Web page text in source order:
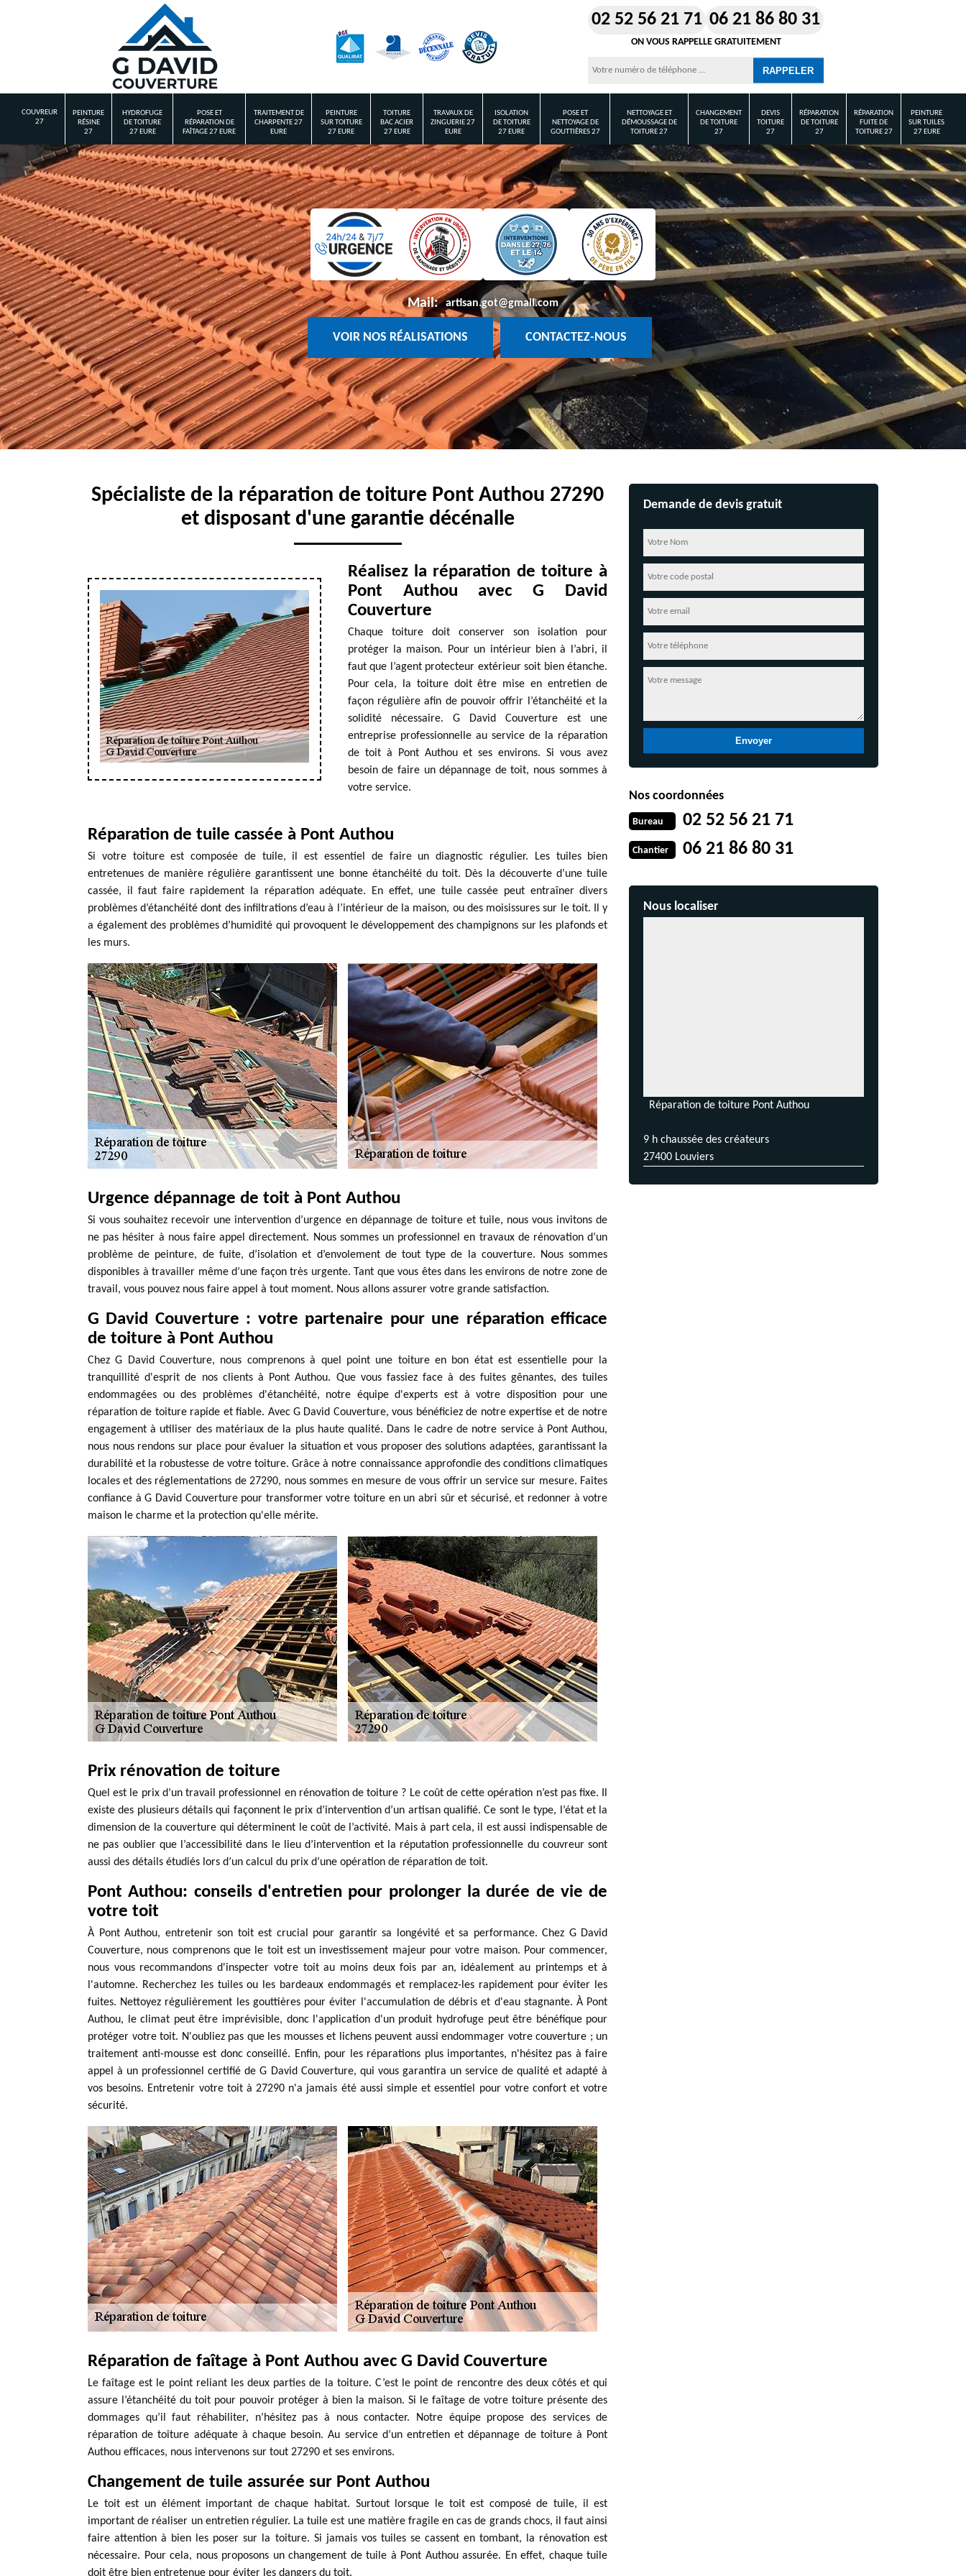
02 52 56 21 71 06 21 86 80 31
ON VOUS RAPPELLE GRATUITEMENT
COUVREUR
27
PEINTURE
RÉSINE
27
HYDROFUGE
DE TOITURE
27 EURE
POSE ET
RÉPARATION DE
FAÎTAGE 27 EURE
TRAITEMENT DE
CHARPENTE 27
EURE
PEINTURE
SUR TOITURE
27 EURE
TOITURE
BAC ACIER
27 EURE
TRAVAUX DE
ZINGUERIE 27
EURE
ISOLATION
DE TOITURE
27 EURE
POSE ET
NETTOYAGE DE
GOUTTIÈRES 27
NETTOYAGE ET
DÉMOUSSAGE DE
TOITURE 27
CHANGEMENT
DE TOITURE
27
DEVIS
TOITURE
27
RÉPARATION
DE TOITURE
27
RÉPARATION
FUITE DE
TOITURE 27
PEINTURE
SUR TUILES
27 EURE
Mail: artisan.got@gmail.com
VOIR NOS RÉALISATIONS CONTACTEZ-NOUS
Spécialiste de la réparation de toiture Pont Authou 27290
et disposant d'une garantie décénalle
Réalisez la réparation de toiture à
Pont Authou avec G David
Couverture
Chaque toiture doit conserver son isolation pour
protéger la maison. Pour un intérieur bien à l’abri, il
faut que l’agent protecteur extérieur soit bien étanche.
Pour cela, la toiture doit être mise en entretien de
façon régulière afin de pouvoir offrir l’étanchéité et la
solidité nécessaire. G David Couverture est une
entreprise professionnelle au service de la réparation
de toit à Pont Authou et ses environs. Si vous avez
besoin de faire un dépannage de toit, nous sommes à
votre service.
Réparation de tuile cassée à Pont Authou
Si votre toiture est composée de tuile, il est essentiel de faire un diagnostic régulier. Les tuiles bien
entretenues de manière régulière garantissent une bonne étanchéité du toit. Dès la découverte d’une tuile
cassée, il faut faire rapidement la réparation adéquate. En effet, une tuile cassée peut entraîner divers
problèmes d’étanchéité dont des infiltrations d’eau à l’intérieur de la maison, ou des moisissures sur le toit. Il y
a également des problèmes d’humidité qui provoquent le développement des champignons sur les plafonds et
les murs.
Urgence dépannage de toit à Pont Authou
Si vous souhaitez recevoir une intervention d’urgence en dépannage de toiture et tuile, nous vous invitons de
ne pas hésiter à nous faire appel directement. Nous sommes un professionnel en travaux de rénovation d’un
problème de peinture, de fuite, d’isolation et d’envolement de tout type de la couverture. Nous sommes
disponibles à travailler même d’une façon très urgente. Tant que vous êtes dans les environs de notre zone de
travail, vous pouvez nous faire appel à tout moment. Nous allons assurer votre grande satisfaction.
G David Couverture : votre partenaire pour une réparation efficace
de toiture à Pont Authou
Chez G David Couverture, nous comprenons à quel point une toiture en bon état est essentielle pour la
tranquillité d'esprit de nos clients à Pont Authou. Que vous fassiez face à des fuites gênantes, des tuiles
endommagées ou des problèmes d'étanchéité, notre équipe d'experts est à votre disposition pour une
réparation de toiture rapide et fiable. Avec G David Couverture, vous bénéficiez de notre expertise et de notre
engagement à utiliser des matériaux de la plus haute qualité. Dans le cadre de notre service à Pont Authou,
nous nous rendons sur place pour évaluer la situation et vous proposer des solutions adaptées, garantissant la
durabilité et la robustesse de votre toiture. Grâce à notre connaissance approfondie des conditions climatiques
locales et des réglementations de 27290, nous sommes en mesure de vous offrir un service sur mesure. Faites
confiance à G David Couverture pour transformer votre toiture en un abri sûr et sécurisé, et redonner à votre
maison le charme et la protection qu'elle mérite.
Prix rénovation de toiture
Quel est le prix d’un travail professionnel en rénovation de toiture ? Le coût de cette opération n’est pas fixe. Il
existe des plusieurs détails qui façonnent le prix d’intervention d’un artisan qualifié. Ce sont le type, l’état et la
dimension de la couverture qui déterminent le coût de l’activité. Mais à part cela, il est aussi indispensable de
ne pas oublier que l’accessibilité dans le lieu d’intervention et la réputation professionnelle du couvreur sont
aussi des détails étudiés lors d’un calcul du prix d’une opération de réparation de toit.
Pont Authou: conseils d'entretien pour prolonger la durée de vie de
votre toit
À Pont Authou, entretenir son toit est crucial pour garantir sa longévité et sa performance. Chez G David
Couverture, nous comprenons que le toit est un investissement majeur pour votre maison. Pour commencer,
nous vous recommandons d'inspecter votre toit au moins deux fois par an, idéalement au printemps et à
l'automne. Recherchez les tuiles ou les bardeaux endommagés et remplacez-les rapidement pour éviter les
fuites. Nettoyez régulièrement les gouttières pour éviter l'accumulation de débris et d'eau stagnante. À Pont
Authou, le climat peut être imprévisible, donc l'application d'un produit hydrofuge peut être bénéfique pour
protéger votre toit. N'oubliez pas que les mousses et lichens peuvent aussi endommager votre couverture ; un
traitement anti-mousse est donc conseillé. Enfin, pour les réparations plus importantes, n'hésitez pas à faire
appel à un professionnel certifié de G David Couverture, qui vous garantira un service de qualité et adapté à
vos besoins. Entretenir votre toit à 27290 n'a jamais été aussi simple et essentiel pour votre confort et votre
sécurité.
Réparation de faîtage à Pont Authou avec G David Couverture
Le faîtage est le point reliant les deux parties de la toiture. C’est le point de rencontre des deux côtés et qui
assure l’étanchéité du toit pour pouvoir protéger à bien la maison. Si le faîtage de votre toiture présente des
dommages qu’il faut réhabiliter, n’hésitez pas à nous contacter. Notre équipe propose des services de
réparation de toiture adéquate à chaque besoin. Au service d’un entretien et dépannage de toiture à Pont
Authou efficaces, nous intervenons sur tout 27290 et ses environs.
Changement de tuile assurée sur Pont Authou
Le toit est un élément important de chaque habitat. Surtout lorsque le toit est composé de tuile, il est
important de réaliser un entretien régulier. La tuile est une matière fragile en cas de grands chocs, il faut ainsi
faire attention à bien les poser sur la toiture. Si jamais vos tuiles se cassent en tombant, la rénovation est
nécessaire. Pour cela, nous proposons un changement de tuile à Pont Authou assurée. En effet, chaque tuile
doit être bien entretenue pour éviter les dangers du toit.
Demande de devis gratuit
Nos coordonnées
Bureau 02 52 56 21 71
Chantier 06 21 86 80 31
Nous localiser
Réparation de toiture Pont Authou
9 h chaussée des créateurs
27400 Louviers